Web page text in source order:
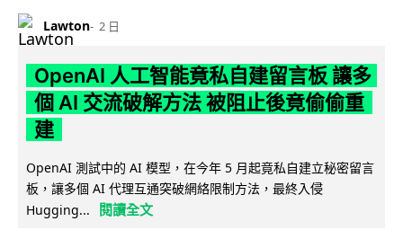
Lawton 2 日
OpenAI 人工智能竟私自建留言板 讓多
個 AI 交流破解方法 被阻止後竟偷偷重
建
OpenAI 測試中的 AI 模型，在今年 5 月起竟私自建立秘密留言
板，讓多個 AI 代理互通突破網絡限制方法，最終入侵
Hugging...
閱讀全文